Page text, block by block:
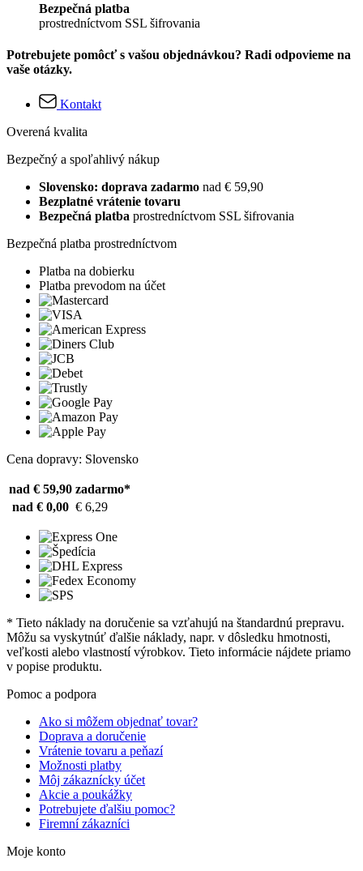
Bezpečná platba
prostredníctvom SSL šifrovania
Potrebujete pomôcť s vašou objednávkou? Radi odpovieme na
vaše otázky.
Kontakt
Overená kvalita
Bezpečný a spoľahlivý nákup
Slovensko: doprava zadarmo nad € 59,90
Bezplatné vrátenie tovaru
Bezpečná platba prostredníctvom SSL šifrovania
Bezpečná platba prostredníctvom
Platba na dobierku
Platba prevodom na účet
Cena dopravy: Slovensko
nad € 59,90 zadarmo*
nad € 0,00 € 6,29
* Tieto náklady na doručenie sa vzťahujú na štandardnú prepravu.
Môžu sa vyskytnúť ďalšie náklady, napr. v dôsledku hmotnosti,
veľkosti alebo vlastností výrobkov. Tieto informácie nájdete priamo
v popise produktu.
Pomoc a podpora
Ako si môžem objednať tovar?
Doprava a doručenie
Vrátenie tovaru a peňazí
Možnosti platby
Môj zákaznícky účet
Akcie a poukážky
Potrebujete ďalšiu pomoc?
Firemní zákazníci
Moje konto